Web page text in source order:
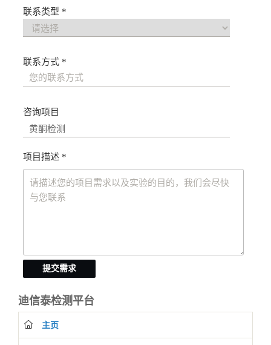
迪信泰检测平台
主页
联系类型 *
联系方式 *
咨询项目
项目描述 *
提交需求